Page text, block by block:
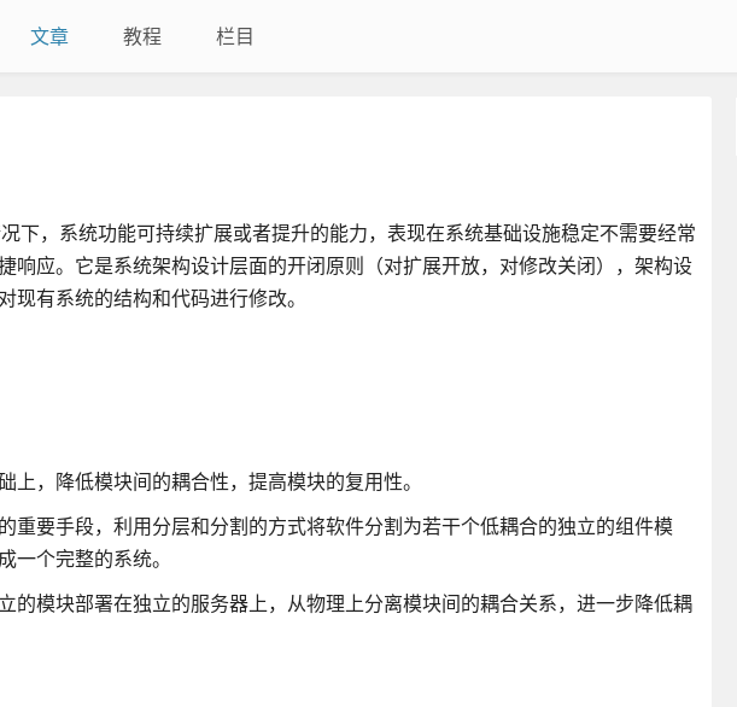
文章 教程 栏目
，系统功能可持续扩展或者提升的能力，表现在系统基础设施稳定不需要经常
响应。它是系统架构设计层面的开闭原则（对扩展开放，对修改关闭），架构设
有系统的结构和代码进行修改。
，降低模块间的耦合性，提高模块的复用性。
重要手段，利用分层和分割的方式将软件分割为若干个低耦合的独立的组件模
一个完整的系统。
的模块部署在独立的服务器上，从物理上分离模块间的耦合关系，进一步降低耦